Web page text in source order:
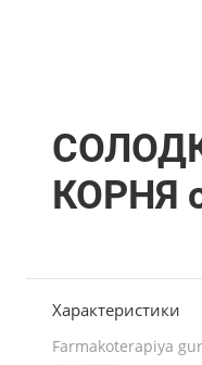
КОРНЯ
Характеристики
Farmakoterapiya